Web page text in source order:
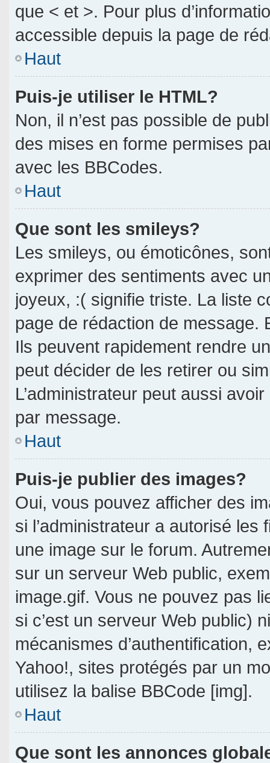
que < et >. Pour plus
accessible depuis la page de
Haut
Puis-je utiliser le HTML?
Non, il n’est pas possible de
des mises en forme permises
avec les BBCodes.
Haut
Que sont les smileys?
Les smileys, ou émoticônes,
exprimer des sentiments avec
joyeux, :( signifie triste. La liste
page de rédaction de message.
Ils peuvent rapidement rendre
peut décider de les retirer ou
L’administrateur peut aussi
par message.
Haut
Puis-je publier des images?
Oui, vous pouvez afficher des
si l’administrateur a autorisé
une image sur le forum.
sur un serveur Web public,
image.gif. Vous ne pouvez pas
si c’est un serveur Web public)
mécanismes d’authentification,
Yahoo!, sites protégés par un
utilisez la balise BBCode [img].
Haut
Que sont les annonces